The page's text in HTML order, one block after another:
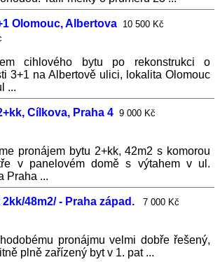
Olomouc, Albertova 10 500 Kč
cihlového bytu po rekonstrukci o
3+1 na Albertově ulici, lokalita Olomouc
...
Cílkova, Praha 4 9 000 Kč
pronájem bytu 2+kk, 42m2 s komorou
v panelovém domě s výtahem v ul.
Praha ...
48m2/ - Praha západ.
7 000 Kč
pronájmu velmi dobře řešený,
plně zařízený byt v 1. pat ...